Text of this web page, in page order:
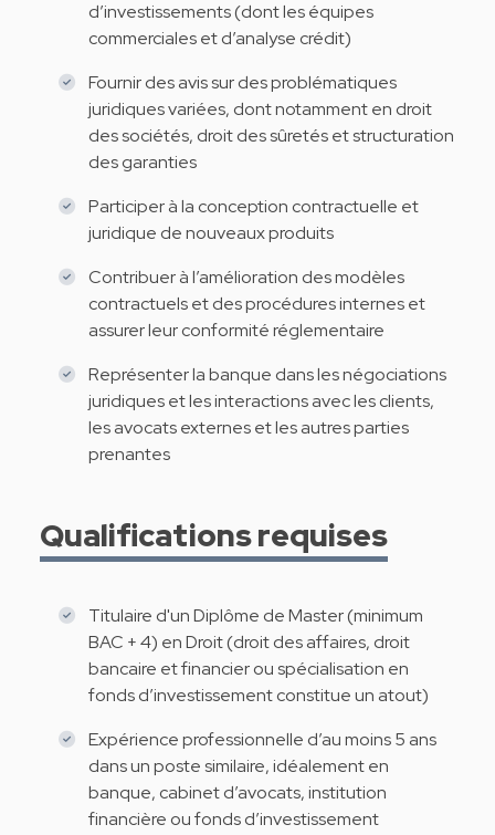
d’investissements (dont les équipes
commerciales et d’analyse crédit)
Fournir des avis sur des problématiques
juridiques variées, dont notamment en droit
des sociétés, droit des sûretés et structuration
des garanties
Participer à la conception contractuelle et
juridique de nouveaux produits
Contribuer à l’amélioration des modèles
contractuels et des procédures internes et
assurer leur conformité réglementaire
Représenter la banque dans les négociations
juridiques et les interactions avec les clients,
les avocats externes et les autres parties
prenantes
Qualifications requises
Titulaire d'un Diplôme de Master (minimum
BAC + 4) en Droit (droit des affaires, droit
bancaire et financier ou spécialisation en
fonds d’investissement constitue un atout)
Expérience professionnelle d’au moins 5 ans
dans un poste similaire, idéalement en
banque, cabinet d’avocats, institution
financière ou fonds d’investissement